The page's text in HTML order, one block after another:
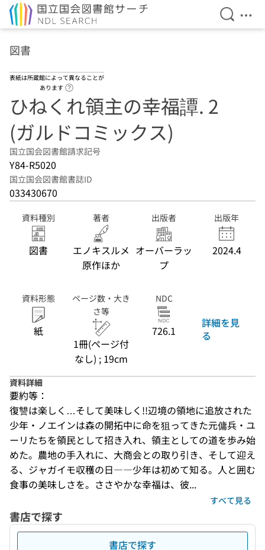
検索を
メ
図書
表紙は所蔵館によって異なることが
あります
ひねくれ領主の幸福譚. 2
(ガルドコミックス)
国立国会図書館請求記号
Y84-R5020
国立国会図書館書誌ID
033430670
資料種別
図書
著者
エノキスルメ
原作ほか
出版者
オーバーラッ
プ
出版年
2024.4
資料形態
紙
ページ数・大き
さ等
1冊(ページ付
なし) ; 19cm
NDC
726.1
詳細を見
る
資料詳細
要約等：
復讐は楽しく…そして美味しく!!辺境の領地に追放された
少年・ノエインは森の開拓中に命を狙ってきた元傭兵・ユ
ーリたちを領民として招き入れ、領主としての道を歩み始
めた。農地の手入れに、大商会との取り引き、そして迎え
る、ジャガイモ収穫の日――少年は初めて知る。人と囲む
食事の美味しさを。ささやかな幸福は、彼...
すべて見る
書店で探す
書店で探す